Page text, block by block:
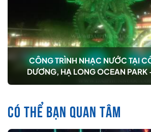
CÔNG TRÌNH NHẠC NƯỚC TẠI
DƯƠNG, HẠ LONG OCEAN PARK
CÓ THỂ BẠN QUAN TÂM